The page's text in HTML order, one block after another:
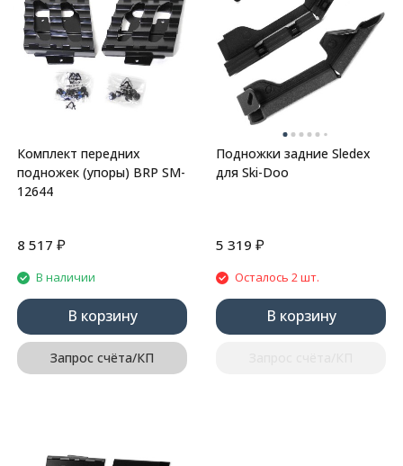
Комплект передних
подножек (упоры) BRP SM-
12644
8 517 ₽
В наличии
В корзину
Запрос счёта/КП
Подножки задние Sledex
для Ski-Doo
5 319 ₽
Осталось 2 шт.
В корзину